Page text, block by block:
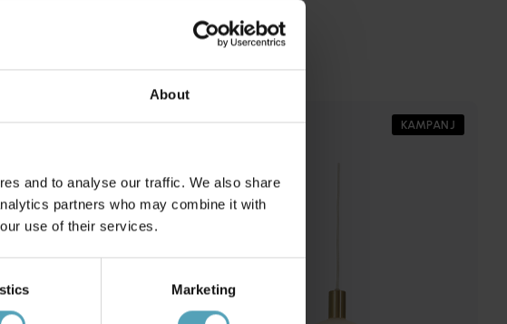
About
and to analyse our traffic. We also share
partners who may combine it with
use of their services.
Marketing
PRISMATCH KAMPANJ